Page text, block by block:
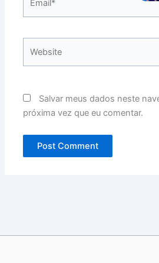
Salvar meus dados neste
próxima vez que eu comentar.